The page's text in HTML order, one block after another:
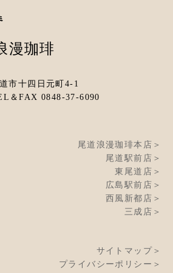
漫珈琲
市十四日元町4-1
0848-37-6090
尾道浪漫珈琲本店＞
尾道駅前店＞
東尾道店＞
広島駅前店＞
西風新都店＞
三成店＞
サイトマップ＞
プライバシーポリシー＞